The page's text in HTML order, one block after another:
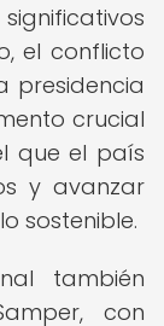
el conflicto
presidencia
crucial
que el país
y avanzar
sostenible.
también
con